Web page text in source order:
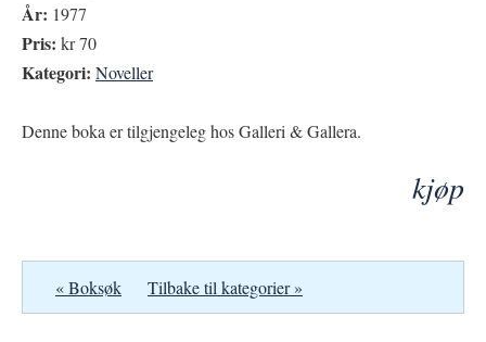
År: 1977
Pris: kr 70
Kategori: Noveller
Denne boka er tilgjengeleg hos Galleri & Gallera.
kjøp
« Boksøk Tilbake til kategorier »